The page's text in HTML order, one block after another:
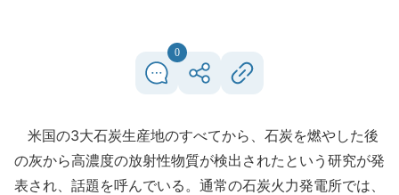
0
米国の3大石炭生産地のすべてから、石炭を燃やした後
の灰から高濃度の放射性物質が検出されたという研究が発
表され、話題を呼んでいる。通常の石炭火力発電所では、